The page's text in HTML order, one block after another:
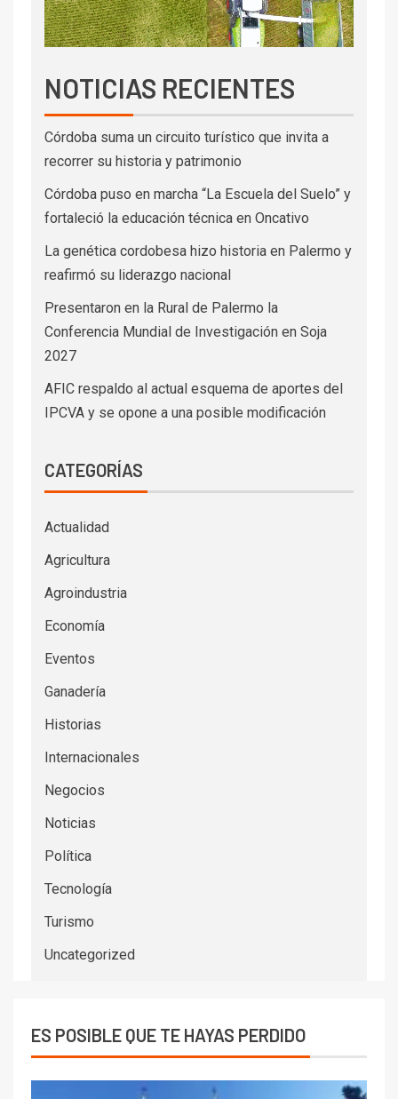
NOTICIAS RECIENTES
Córdoba suma un circuito turístico que invita a
recorrer su historia y patrimonio
Córdoba puso en marcha “La Escuela del Suelo” y
fortaleció la educación técnica en Oncativo
La genética cordobesa hizo historia en Palermo y
reafirmó su liderazgo nacional
Presentaron en la Rural de Palermo la
Conferencia Mundial de Investigación en Soja
2027
AFIC respaldo al actual esquema de aportes del
IPCVA y se opone a una posible modificación
CATEGORÍAS
Actualidad
Agricultura
Agroindustria
Economía
Eventos
Ganadería
Historias
Internacionales
Negocios
Noticias
Política
Tecnología
Turismo
Uncategorized
ES POSIBLE QUE TE HAYAS PERDIDO